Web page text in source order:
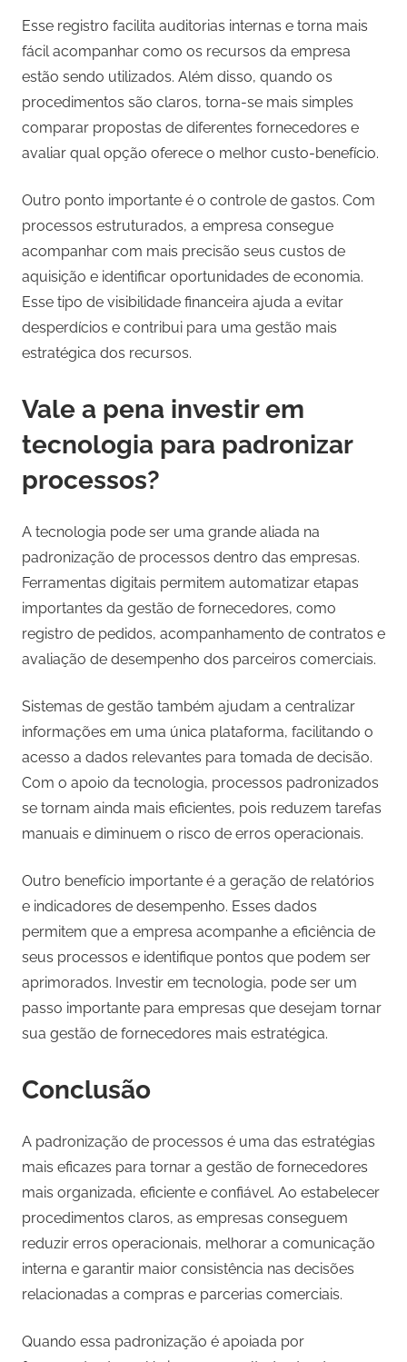
Esse registro facilita auditorias internas e torna mais
fácil acompanhar como os recursos da empresa
estão sendo utilizados. Além disso, quando os
procedimentos são claros, torna-se mais simples
comparar propostas de diferentes fornecedores e
avaliar qual opção oferece o melhor custo-benefício.
Outro ponto importante é o controle de gastos. Com
processos estruturados, a empresa consegue
acompanhar com mais precisão seus custos de
aquisição e identificar oportunidades de economia.
Esse tipo de visibilidade financeira ajuda a evitar
desperdícios e contribui para uma gestão mais
estratégica dos recursos.
Vale a pena investir em
tecnologia para padronizar
processos?
A tecnologia pode ser uma grande aliada na
padronização de processos dentro das empresas.
Ferramentas digitais permitem automatizar etapas
importantes da gestão de fornecedores, como
registro de pedidos, acompanhamento de contratos e
avaliação de desempenho dos parceiros comerciais.
Sistemas de gestão também ajudam a centralizar
informações em uma única plataforma, facilitando o
acesso a dados relevantes para tomada de decisão.
Com o apoio da tecnologia, processos padronizados
se tornam ainda mais eficientes, pois reduzem tarefas
manuais e diminuem o risco de erros operacionais.
Outro benefício importante é a geração de relatórios
e indicadores de desempenho. Esses dados
permitem que a empresa acompanhe a eficiência de
seus processos e identifique pontos que podem ser
aprimorados. Investir em tecnologia, pode ser um
passo importante para empresas que desejam tornar
sua gestão de fornecedores mais estratégica.
Conclusão
A padronização de processos é uma das estratégias
mais eficazes para tornar a gestão de fornecedores
mais organizada, eficiente e confiável. Ao estabelecer
procedimentos claros, as empresas conseguem
reduzir erros operacionais, melhorar a comunicação
interna e garantir maior consistência nas decisões
relacionadas a compras e parcerias comerciais.
Quando essa padronização é apoiada por